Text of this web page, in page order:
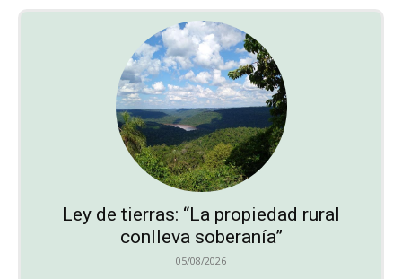
Ley de tierras: “La propiedad rural
conlleva soberanía”
05/08/2026